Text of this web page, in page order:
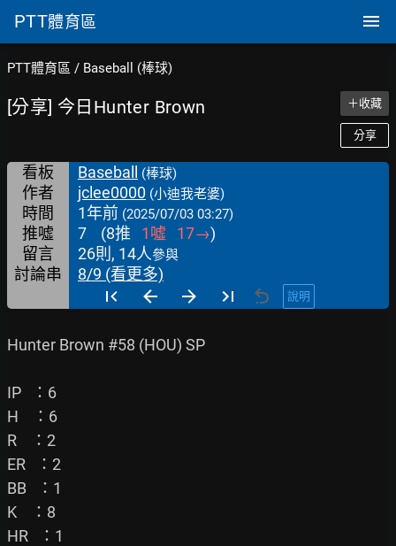
PTT體育區
PTT體育區 / Baseball (棒球)
[分享] 今日Hunter Brown ＋收藏
分享
看板 Baseball (棒球)
作者 jclee0000 (小迪我老婆)
時間 1年前 (2025/07/03 03:27)
推噓 7 (8推 1噓 17→)
留言
26則, 14人參與
討論串 8/9 (看更多)
說明
Hunter Brown #58 (HOU) SP
IP   ：6
H    ：6
R    ：2
ER   ：2
BB   ：1
K    ：8
HR   ：1